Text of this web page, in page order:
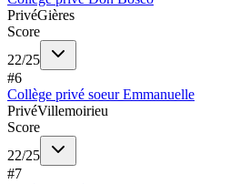
PrivéGières
Score
22/25
#6
Collège privé soeur Emmanuelle
PrivéVillemoirieu
Score
22/25
#7